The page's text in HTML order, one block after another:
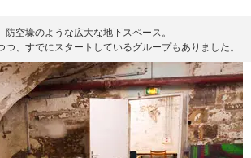
空壕のような広大な地下スペース。
、すでにスタートしているグループもありました。